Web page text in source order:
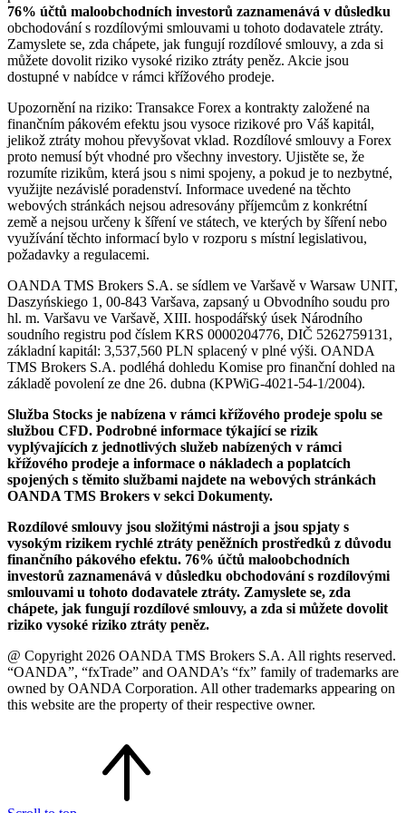
76% účtů maloobchodních investorů zaznamenává v důsledku
obchodování s rozdílovými smlouvami u tohoto dodavatele ztráty.
Zamyslete se, zda chápete, jak fungují rozdílové smlouvy, a zda si
můžete dovolit riziko vysoké riziko ztráty peněz. Akcie jsou
dostupné v nabídce v rámci křížového prodeje.
Upozornění na riziko: Transakce Forex a kontrakty založené na
finančním pákovém efektu jsou vysoce rizikové pro Váš kapitál,
jelikož ztráty mohou převyšovat vklad. Rozdílové smlouvy a Forex
proto nemusí být vhodné pro všechny investory. Ujistěte se, že
rozumíte rizikům, která jsou s nimi spojeny, a pokud je to nezbytné,
využijte nezávislé poradenství. Informace uvedené na těchto
webových stránkách nejsou adresovány příjemcům z konkrétní
země a nejsou určeny k šíření ve státech, ve kterých by šíření nebo
využívání těchto informací bylo v rozporu s místní legislativou,
požadavky a regulacemi.
OANDA TMS Brokers S.A. se sídlem ve Varšavě v Warsaw UNIT,
Daszyńskiego 1, 00-843 Varšava, zapsaný u Obvodního soudu pro
hl. m. Varšavu ve Varšavě, XIII. hospodářský úsek Národního
soudního registru pod číslem KRS 0000204776, DIČ 5262759131,
základní kapitál: 3,537,560 PLN splacený v plné výši. OANDA
TMS Brokers S.A. podléhá dohledu Komise pro finanční dohled na
základě povolení ze dne 26. dubna (KPWiG-4021-54-1/2004).
Služba Stocks je nabízena v rámci křížového prodeje spolu se
službou CFD. Podrobné informace týkající se rizik
vyplývajících z jednotlivých služeb nabízených v rámci
křížového prodeje a informace o nákladech a poplatcích
spojených s těmito službami najdete na webových stránkách
OANDA TMS Brokers v sekci Dokumenty.
Rozdílové smlouvy jsou složitými nástroji a jsou spjaty s
vysokým rizikem rychlé ztráty peněžních prostředků z důvodu
finančního pákového efektu. 76% účtů maloobchodních
investorů zaznamenává v důsledku obchodování s rozdílovými
smlouvami u tohoto dodavatele ztráty. Zamyslete se, zda
chápete, jak fungují rozdílové smlouvy, a zda si můžete dovolit
riziko vysoké riziko ztráty peněz.
@ Copyright 2026 OANDA TMS Brokers S.A. All rights reserved.
“OANDA”, “fxTrade” and OANDA’s “fx” family of trademarks are
owned by OANDA Corporation. All other trademarks appearing on
this website are the property of their respective owner.